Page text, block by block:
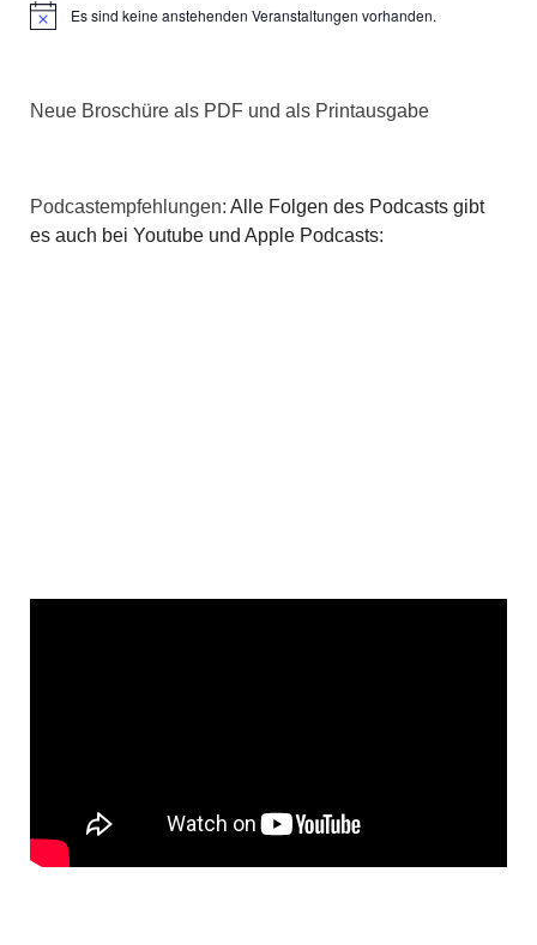
HinweisEs sind keine anstehenden Veranstaltungen vorhanden.
Neue Broschüre als PDF und als Printausgabe
Podcastempfehlungen: Alle Folgen des Podcasts gibt
es auch bei Youtube und Apple Podcasts: